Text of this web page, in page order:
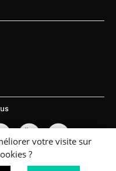
votre visite sur
?